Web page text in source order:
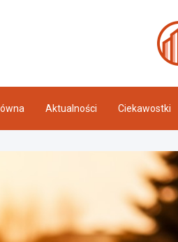
Aktualności Ciekawostki